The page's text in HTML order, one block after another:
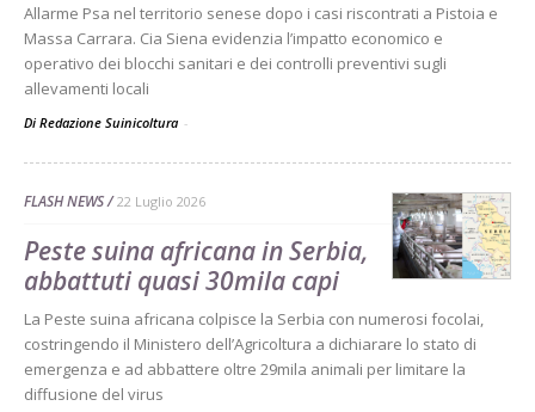
Allarme Psa nel territorio senese dopo i casi riscontrati a Pistoia e
Massa Carrara. Cia Siena evidenzia l’impatto economico e
operativo dei blocchi sanitari e dei controlli preventivi sugli
allevamenti locali
Di Redazione Suinicoltura -
FLASH NEWS 22 Luglio 2026
Peste suina africana in Serbia,
abbattuti quasi 30mila capi
La Peste suina africana colpisce la Serbia con numerosi focolai,
costringendo il Ministero dell’Agricoltura a dichiarare lo stato di
emergenza e ad abbattere oltre 29mila animali per limitare la
diffusione del virus